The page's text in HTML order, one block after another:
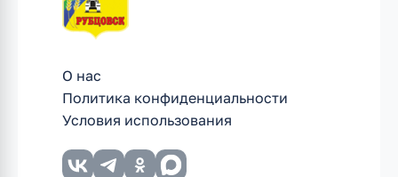
О нас
Политика конфиденциальности
Условия использования